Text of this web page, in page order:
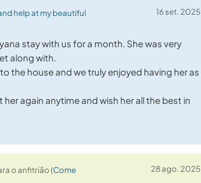
16 set. 2025
help at my beautiful
stay with us for a month. She was very
along with.
the house and we truly enjoyed having her as
again anytime and wish her all the best in
28 ago. 2025
o anfitrião (Come